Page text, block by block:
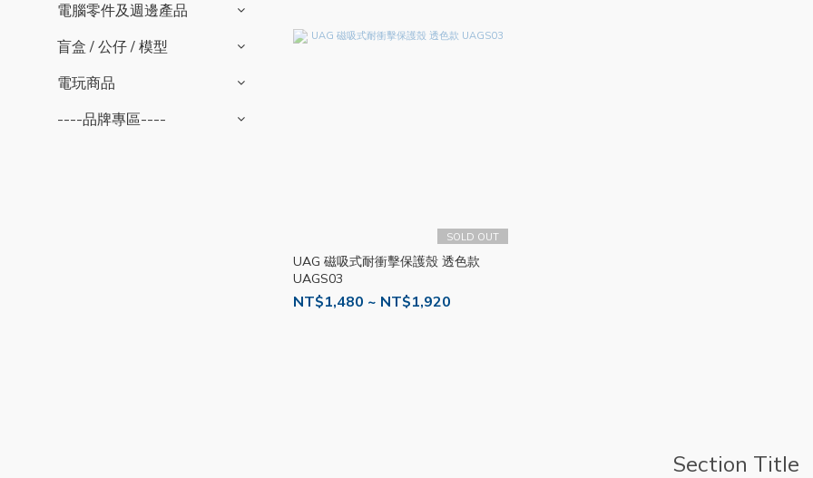
電腦零件及週邊產品
盲盒 / 公仔 / 模型
電玩商品
----品牌專區----
SOLD OUT
UAG 磁吸式耐衝擊保護殼 透色款
UAGS03
NT$1,480 ~ NT$1,920
Section Title